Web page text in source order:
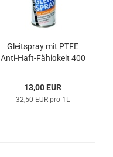
Gleit­spray mit PTFE
Anti-​Haft-​Fähigkeit 400
13,00 EUR
32,50 EUR pro 1L